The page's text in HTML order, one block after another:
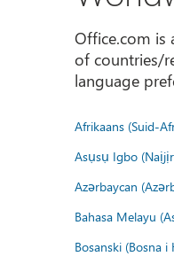
Office.com is
of countries/
language
Afrikaans (Suid-
Asụsụ Igbo
Azərbaycan
Bahasa Melayu
Bosanski (Bosna i